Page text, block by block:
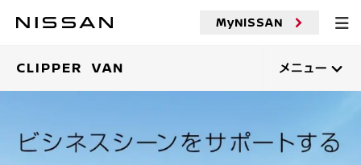
MyNISSAN
CLIPPER VAN メニュー